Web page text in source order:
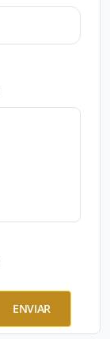
ENVIAR